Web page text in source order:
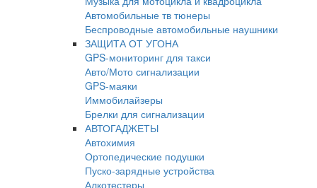
Автомобильные тв тюнеры
Беспроводные автомобильные наушники
ЗАЩИТА ОТ УГОНА
GPS-мониторинг для такси
Авто/Мото сигнализации
GPS-маяки
Иммобилайзеры
Брелки для сигнализации
АВТОГАДЖЕТЫ
Автохимия
Ортопедические подушки
Пуско-зарядные устройства
Алкотестеры